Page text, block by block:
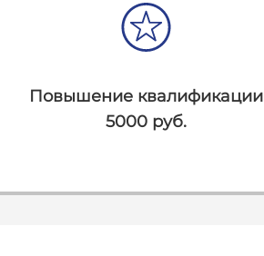
Повышение квалификации
5000 руб.